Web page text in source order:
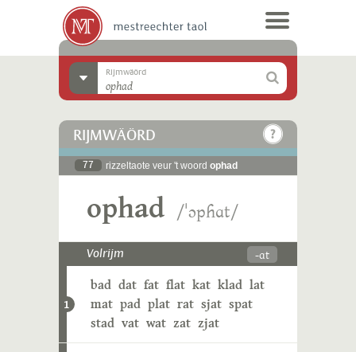
Rijmwäörd
RIJMWÄÖRD
77 rizzeltaote veur 't woord ophad
ophad /ˈɔpɦɑt/
Volrijm -ɑt
1
bad dat fat flat kat klad lat
mat pad plat rat sjat spat
stad vat wat zat zjat